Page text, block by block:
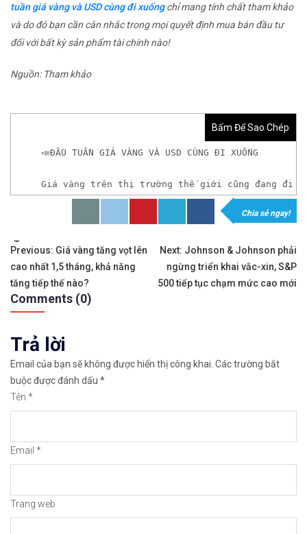
tuần giá vàng và USD cùng đi xuốngchỉ mang tính chất tham khảo
và do đó bạn cần cân nhắc trong mọi quyết định mua bán đầu tư
đối với bất kỳ sản phẩm tài chính nào!
Nguồn: Tham khảo
Bấm Để Sao Chép
📣ĐẦU TUẦN GIÁ VÀNG VÀ USD CÙNG ĐI XUỐNG
Giá vàng trên thị trường thế giới cũng đang đi
𝘟𝘦𝘮 𝘤𝘩𝘪 𝘵𝘪ế𝘵: https://chungkhoanforex.com/dau-
✨🏆𝐆𝐢𝐚𝐨 𝐝ị𝐜𝐡 𝐕à𝐧𝐠 𝐯ớ𝐢 𝐂𝐡ê𝐧𝐡 𝐋ệ𝐜𝐡 𝐜ự𝐜 𝐭𝐡ấ𝐩, 𝐓𝐡𝐚𝐧𝐡
✅𝘔ở 𝘵à𝘪 𝘬𝘩𝘰ả𝘯 𝘵𝘳ê𝘯 𝘴à𝘯 𝘌𝘹𝘯𝘦𝘴𝘴 𝘜𝘺 𝘛í𝘯 𝘷à 𝘱𝘩ù
✅𝘔ở 𝘵à𝘪 𝘬𝘩𝘰ả𝘯 𝘵𝘳ê𝘯 𝘴à𝘯 𝘐𝘊𝘔𝘢𝘳𝘬𝘦𝘵𝘴 𝘯ổ𝘪 𝘵𝘪ế𝘯𝘨
🔗https://chungkhoanforex.com/dau-tuan-gia-
😘Cảm ơn bạn đã xem thông tin😘🍀🤗Chúc bạn
Chia sẻ ngay!
Tags:
Điều
hướng
bài
viết
Previous: Giá vàng tăng vọt lên
cao nhất 1,5 tháng, khả năng
tăng tiếp thế nào?
Next: Johnson & Johnson phải
ngừng triển khai vắc-xin, S&P
500 tiếp tục chạm mức cao mới
Comments (0)
Trả lời
Email của bạn sẽ không được hiển thị công khai. Các trường bắt
buộc được đánh dấu *
Tên *
Email *
Trang web